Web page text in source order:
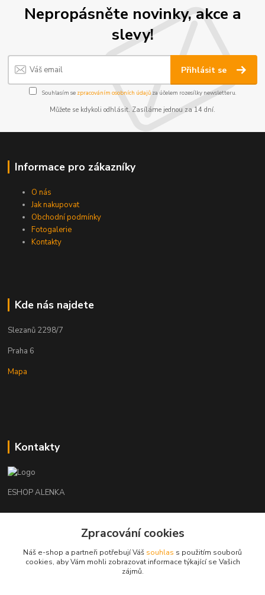
Nepropásněte novinky, akce a
slevy!
Přihlásit se
Souhlasím se zpracováním osobních údajůza účelem rozesílky newsletteru.
Můžete se kdykoli odhlásit. Zasíláme jednou za 14 dní.
Informace pro zákazníky
O nás
Jak nakupovat
Obchodní podmínky
Fotogalerie
Kontakty
Kde nás najdete
Slezanů 2298/7
Praha 6
Mapa
Kontakty
ESHOP ALENKA
+420602541312
orechovka@inmes.cz
Zpracování cookies
Náš e-shop a partneři potřebují Váš souhlas s použitím souborů
cookies, aby Vám mohli zobrazovat informace týkající se Vašich
zájmů.